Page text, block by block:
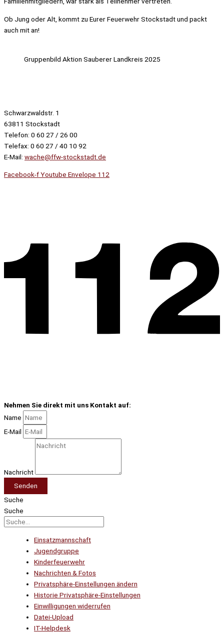
Ob Jung oder Alt, kommt zu Eurer Feuerwehr Stockstadt und packt
auch mit an!
Gruppenbild Aktion Sauberer Landkreis 2025
Schwarzwaldstr. 1
63811 Stockstadt
Telefon: 0 60 27 / 26 00
Telefax: 0 60 27 / 40 10 92
E-Mail: wache@ffw-stockstadt.de
Facebook-fYoutube Envelope 112
Nehmen Sie direkt mit uns Kontakt auf:
Name
E-Mail
Nachricht
Senden
Suche
Suche
Einsatzmannschaft
Jugendgruppe
Kinderfeuerwehr
Nachrichten & Fotos
Privatsphäre-Einstellungen ändern
Historie Privatsphäre-Einstellungen
Einwilligungen widerrufen
Datei-Upload
IT-Helpdesk